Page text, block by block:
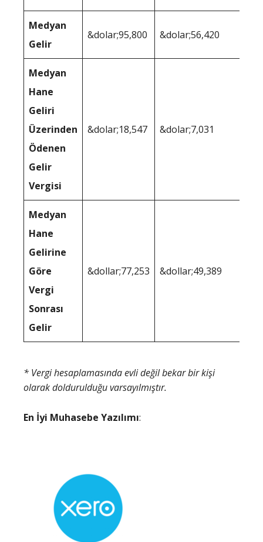
Medyan
Gelir
&dolar;95,800 &dolar;56,420
Medyan
Hane
Geliri
Üzerinden
Ödenen
Gelir
Vergisi
&dolar;18,547 &dolar;7,031
Medyan
Hane
Gelirine
Göre
Vergi
Sonrası
Gelir
&dollar;77,253 &dollar;49,389
* Vergi hesaplamasında evli değil bekar bir kişi
olarak doldurulduğu varsayılmıştır.
En İyi Muhasebe Yazılımı: